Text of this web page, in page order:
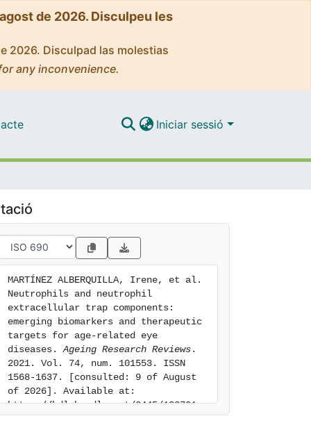
de 2026. Disculpeu les
2026. Disculpad las molestias
any inconvenience.
Iniciar sessió
MARTÍNEZ ALBERQUILLA, Irene, et al.
Neutrophils and neutrophil
extracellular trap components:
emerging biomarkers and therapeutic
targets for age-related eye
diseases. Ageing Research Reviews .
2021. Vol. 74, num. 101553. ISSN
1568-1637. [consulted: 9 of August
of 2026]. Available at:
https://hdl.handle.net/2445/183701